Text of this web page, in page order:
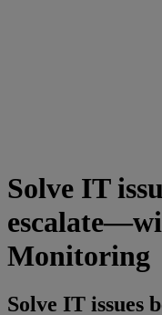
Solve IT
Monitoring
Solve IT issues